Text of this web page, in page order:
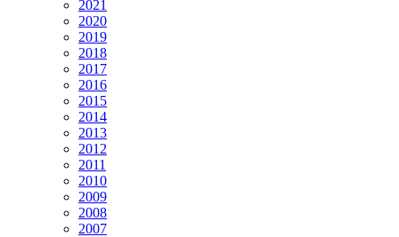
2021
2020
2019
2018
2017
2016
2015
2014
2013
2012
2011
2010
2009
2008
2007